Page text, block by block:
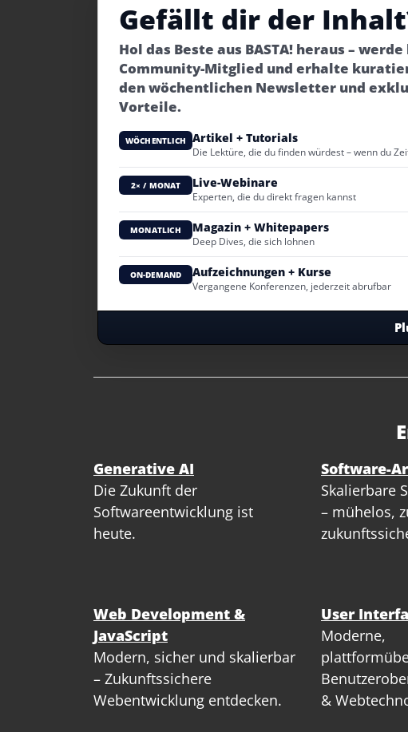
Gefällt dir der
Hol das Beste aus BASTA! heraus –
Community-Mitglied und erhalte
den wöchentlichen Newsletter und
Vorteile.
WÖCHENTLICH Artikel + Tutorials
Die Lektüre, die du finden würdest – wenn du
2× / MONAT Live-Webinare
Experten, die du direkt fragen kannst
MONATLICH Magazin + Whitepapers
Deep Dives, die sich lohnen
ON-DEMAND Aufzeichnungen + Kurse
Vergangene Konferenzen, jederzeit abrufbar
Generative AI
Die Zukunft der
Softwareentwicklung ist
heute.
Software-
Skalierbare
– mühelos,
Web Development &
JavaScript
Modern, sicher und skalierbar
– Zukunftssichere
Webentwicklung entdecken.
User
Moderne,
&